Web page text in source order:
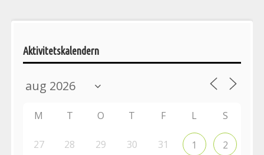
Aktivitetskalendern
M T O T F L S
27 28 29 30 31 1 2